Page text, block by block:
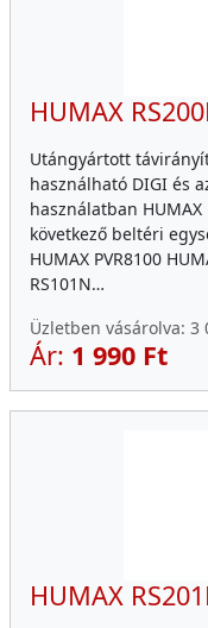
HUMAX
Utángyártott
használható DIGI és
használatban HUMAX
következő beltéri
HUMAX PVR8100
RS101N…
Üzletben vásárolva: 3
Ár: 1 990 Ft
HUMAX